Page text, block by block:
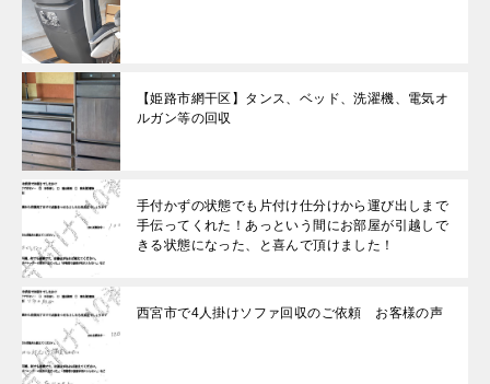
【姫路市網干区】タンス、ベッド、洗濯機、電気オ
ルガン等の回収
手付かずの状態でも片付け仕分けから運び出しまで
手伝ってくれた！あっという間にお部屋が引越しで
きる状態になった、と喜んで頂けました！
西宮市で4人掛けソファ回収のご依頼 お客様の声